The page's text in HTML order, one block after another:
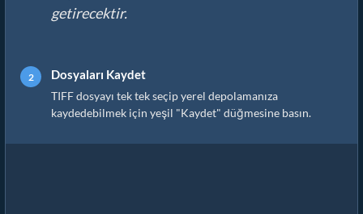
getirecektir.
Dosyaları Kaydet
TIFF dosyayı tek tek seçip yerel depolamanıza
kaydedebilmek için yeşil "Kaydet" düğmesine basın.